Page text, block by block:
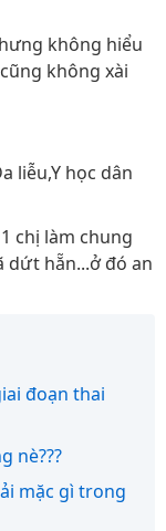
không hiểu
không xài
liễu,Y học dân
chị làm chung
dứt hẵn...ở đó an
đoạn thai
nè???
mặc gì trong